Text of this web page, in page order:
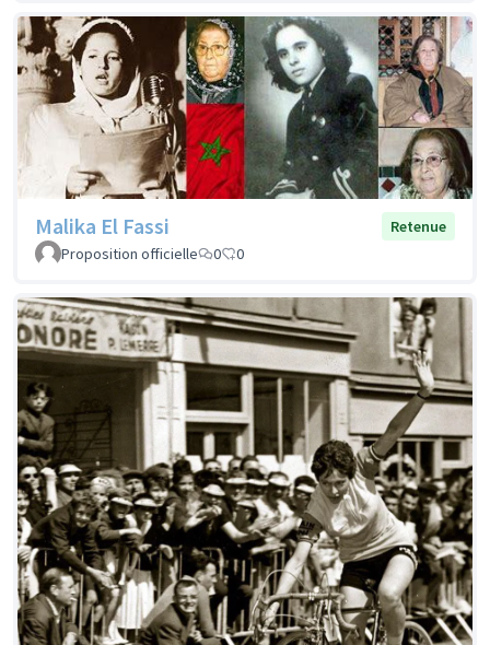
Malika El Fassi
Retenue
Proposition officielle
0 0